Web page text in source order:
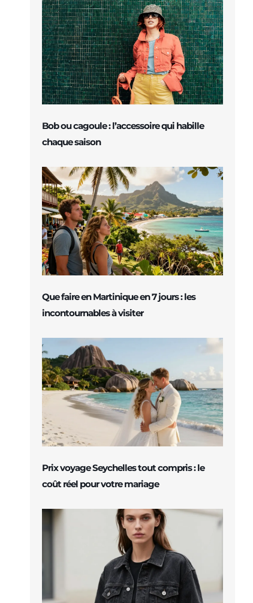
Bob ou cagoule : l’accessoire qui habille
chaque saison
Que faire en Martinique en 7 jours : les
incontournables à visiter
Prix voyage Seychelles tout compris : le
coût réel pour votre mariage